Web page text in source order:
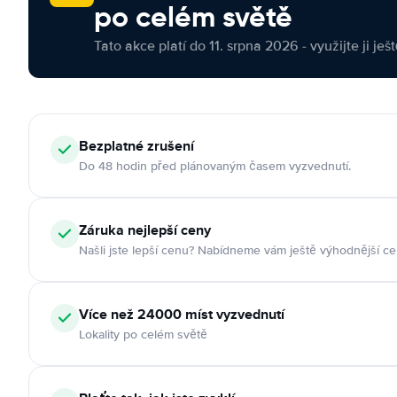
po celém světě
Tato akce platí do 11. srpna 2026 - využijte ji
Bezplatné zrušení
Do 48 hodin před plánovaným časem vyzvednutí.
Záruka nejlepší ceny
Našli jste lepší cenu? Nabídneme vám ještě výhodnější
Více než 24000 míst vyzvednutí
Lokality po celém světě